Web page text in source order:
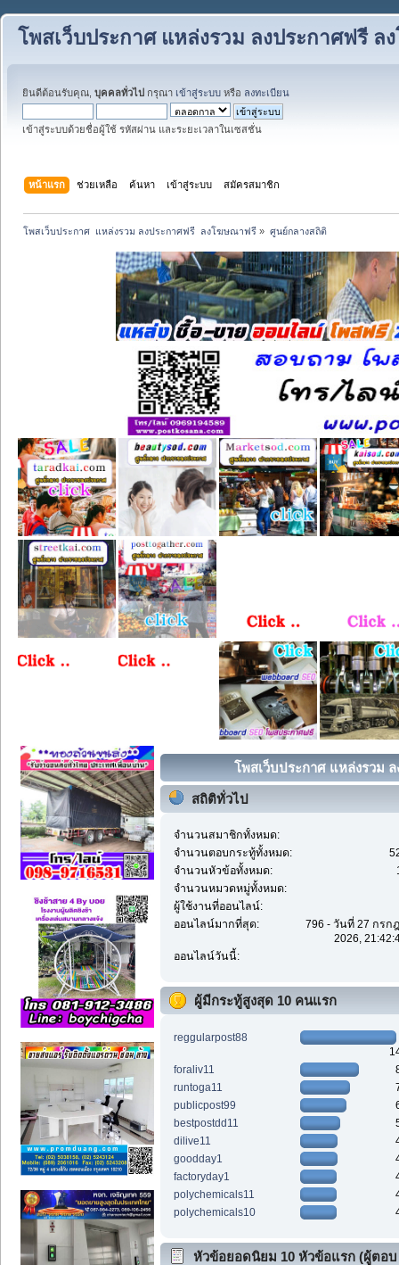
โพสเว็บประกาศ แหล่งรวม ลงประกาศฟรี
ยินดีต้อนรับคุณ, บุคคลทั่วไป กรุณา เข้าสู่ระบบ หรือ ลงทะเบียน
เข้าสู่ระบบด้วยชื่อผู้ใช้ รหัสผ่าน และระยะเวลาในเซสชั่น
หน้าแรก ช่วยเหลือ ค้นหา เข้าสู่ระบบ สมัครสมาชิก
โพสเว็บประกาศ  แหล่งรวม ลงประกาศฟรี  ลงโฆษณาฟรี » ศูนย์กลางสถิติ
โพสเว็บประกาศ แหล่งรวม
สถิติทั่วไป
จำนวนสมาชิกทั้งหมด:
จำนวนตอบกระทู้ทั้งหมด:
จำนวนหัวข้อทั้งหมด:
จำนวนหมวดหมู่ทั้งหมด:
ผู้ใช้งานที่ออนไลน์:
ออนไลน์มากที่สุด:
796 - วันที่ 27 กรก
2026,
ออนไลน์วันนี้:
ผู้มีกระทู้สูงสุด 10 คนแรก
reggularpost88
foraliv11
runtoga11
publicpost99
bestpostdd11
dilive11
goodday1
factoryday1
polychemicals11
polychemicals10
หัวข้อยอดนิยม 10 หัวข้อแรก (ผู้ตอบ